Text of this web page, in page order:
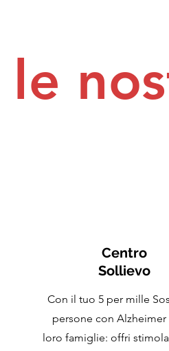
le
Centro
Sollievo
Con il tuo 5 per mille
persone con Alzheimer
loro famiglie: offri